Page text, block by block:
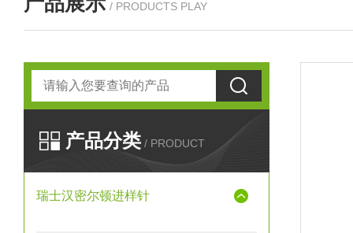
/ PRODUCTS PLAY
产品分类 / PRODUCT
瑞士汉密尔顿进样针